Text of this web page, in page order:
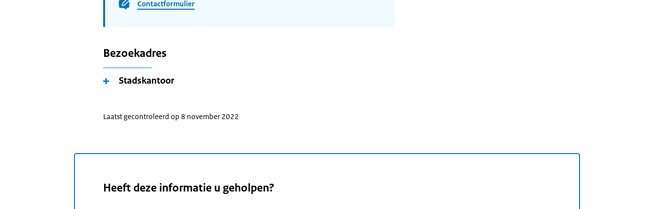
Contactformulier
Bezoekadres
Stadskantoor
Laatst gecontroleerd op 8 november 2022
Heeft deze informatie u geholpen?